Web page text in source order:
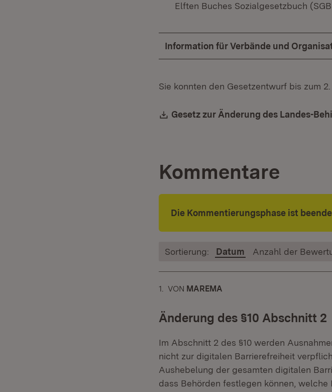
Elften Buches Sozialgesetzbuch
Information für Verbände und
Sie konnten den Gesetzentwurf bis zum
Download:
Gesetz zur Änderung des Landes-
Kommentare
Die Kommentierungsphase ist
Sortierung: Datum Anzahl der
1. KOMMENTAR
VON :MAREMA
Änderung des §10 Abschnitt 2
Im Abschnitt 2 des §10 werden
nicht zur digitalen Barrierefreiheit
Aushebelung der gesamten digitalen
dass Behörden festlegen können,